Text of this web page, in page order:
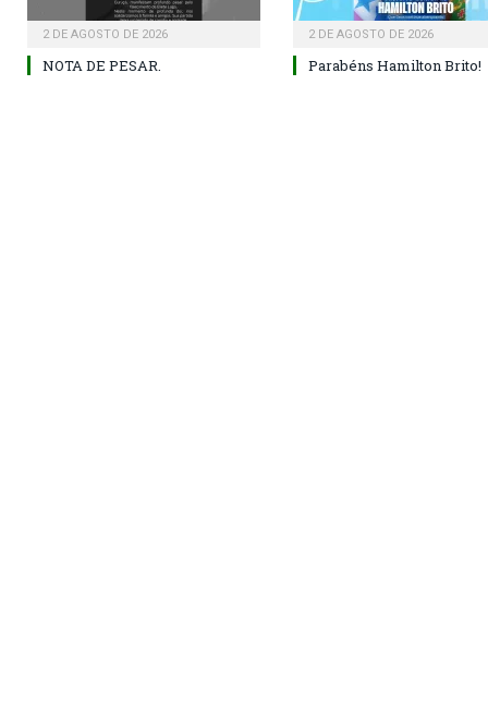
2 DE AGOSTO DE 2026
NOTA DE PESAR.
2 DE AGOSTO DE 2026
Parabéns Hamilton Brito!